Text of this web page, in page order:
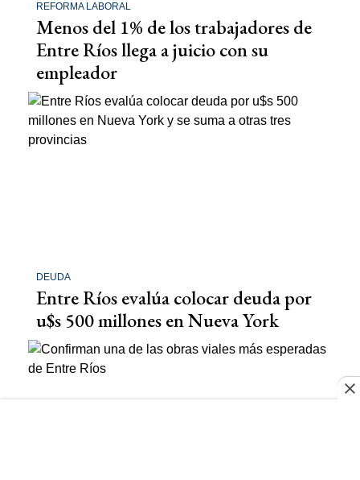
REFORMA LABORAL
Menos del 1% de los trabajadores de
Entre Ríos llega a juicio con su
empleador
DEUDA
Entre Ríos evalúa colocar deuda por
u$s 500 millones en Nueva York